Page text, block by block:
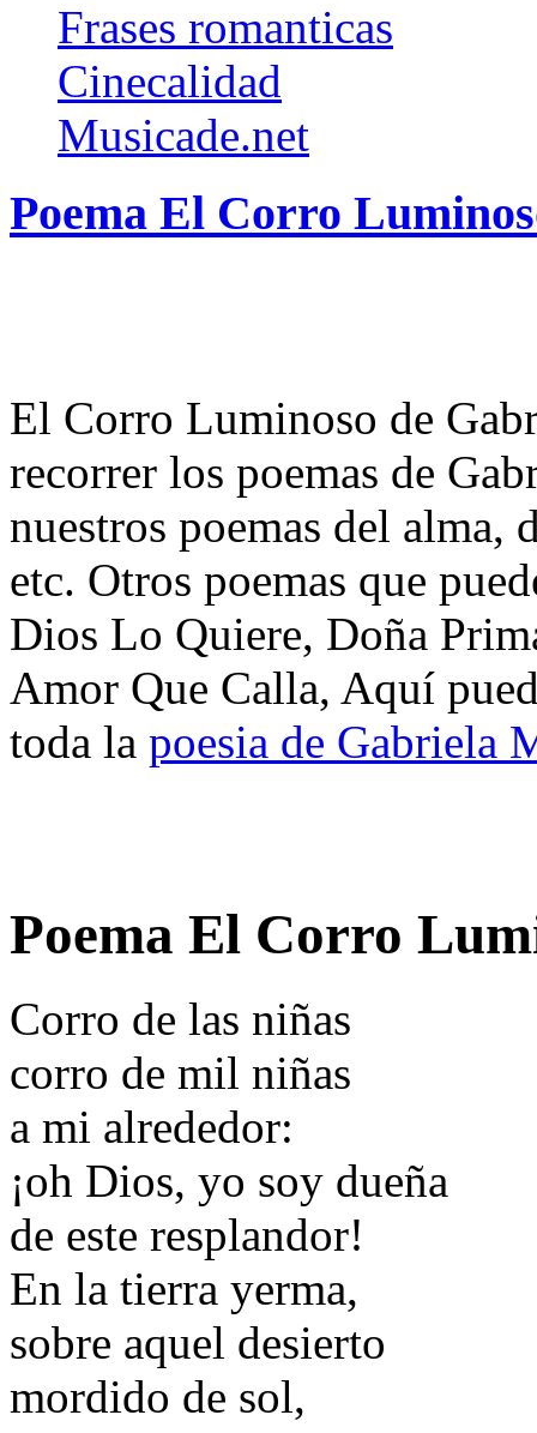
Frases romanticas
Cinecalidad
Musicade.net
Poema El Corro
El Corro Luminoso de
recorrer los poemas de
nuestros poemas del alma,
etc. Otros poemas que
Dios Lo Quiere, Doña
Amor Que Calla, Aquí
toda la poesia de Gabriela
Poema El Corro
Corro de las niñas
corro de mil niñas
a mi alrededor:
¡oh Dios, yo soy dueña
de este resplandor!
En la tierra yerma,
sobre aquel desierto
mordido de sol,